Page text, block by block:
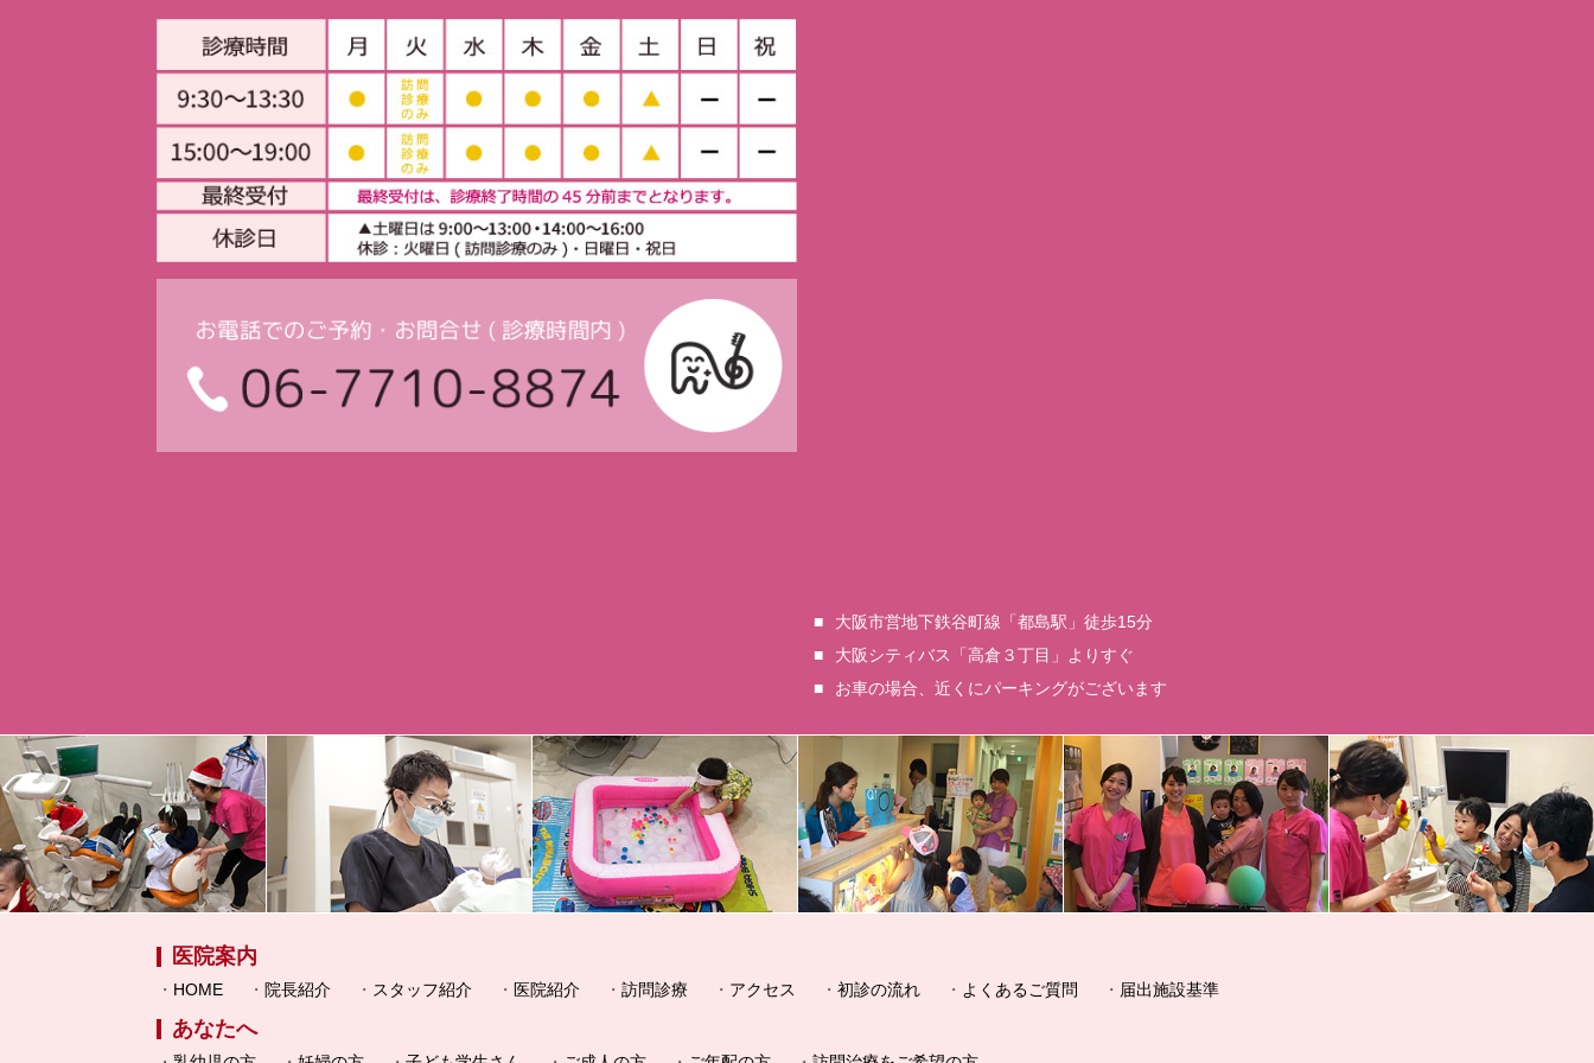
大阪市営地下鉄谷町線「都島駅」徒歩15分
大阪シティバス「高倉３丁目」よりすぐ
お車の場合、近くにパーキングがございます
医院案内
HOME 院長紹介 スタッフ紹介 医院紹介 訪問診療 アクセス 初診の流れ よくあるご質問 届出施設基準
あなたへ